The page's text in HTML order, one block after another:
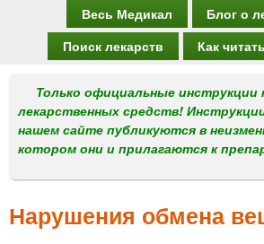
н
о
е
м
Весь Медикал
Блог о
Поиск лекарств
Как
Только официальные
лекарственных средств!
нашем сайте публикуются в
котором они и прилагаются к
Нарушения обмена